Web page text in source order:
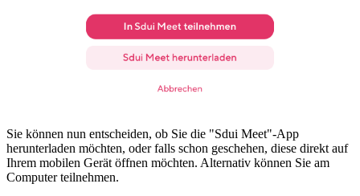
Sie können nun entscheiden, ob Sie die "Sdui Meet"-App
herunterladen möchten, oder falls schon geschehen, diese direkt auf
Ihrem mobilen Gerät öffnen möchten. Alternativ können Sie am
Computer teilnehmen.